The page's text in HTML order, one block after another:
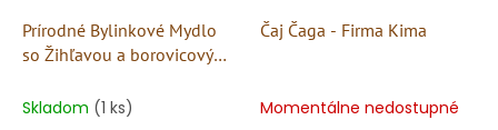
Prírodné Bylinkové Mydlo
so Žihľavou a borovicovým
Skladom (1 ks)
Čaj Čaga - Firma Kima
Momentálne nedostupné